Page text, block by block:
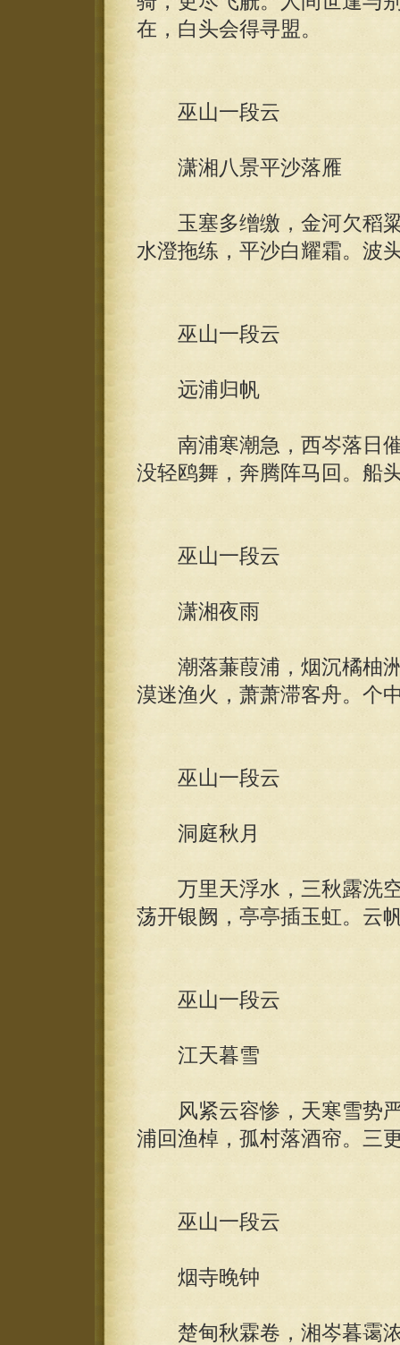
在，白头会得寻盟。
巫山一段云
潇湘八景平沙落雁
玉塞多缯缴，金河欠稻粱
水澄拖练，平沙白耀霜。波
巫山一段云
远浦归帆
南浦寒潮急，西岑落日催
没轻鸥舞，奔腾阵马回。船
巫山一段云
潇湘夜雨
潮落蒹葭浦，烟沉橘柚洲
漠迷渔火，萧萧滞客舟。个
巫山一段云
洞庭秋月
万里天浮水，三秋露洗空
荡开银阙，亭亭插玉虹。云
巫山一段云
江天暮雪
风紧云容惨，天寒雪势严
浦回渔棹，孤村落酒帘。三
巫山一段云
烟寺晚钟
楚甸秋霖卷，湘岑暮霭浓